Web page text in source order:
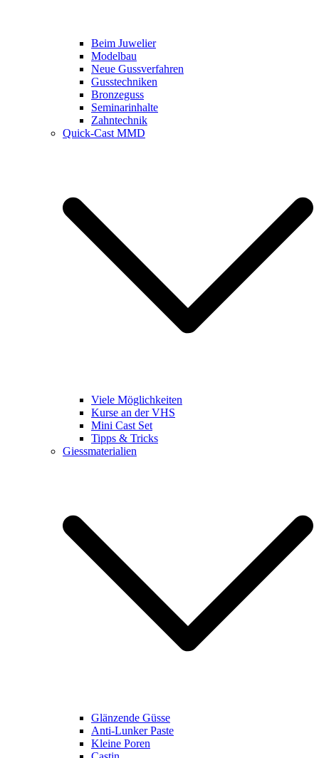
Beim Juwelier
Modelbau
Neue Gussverfahren
Gusstechniken
Bronzeguss
Seminarinhalte
Zahntechnik
Quick-Cast MMD
Viele Möglichkeiten
Kurse an der VHS
Mini Cast Set
Tipps & Tricks
Giessmaterialien
Glänzende Güsse
Anti-Lunker Paste
Kleine Poren